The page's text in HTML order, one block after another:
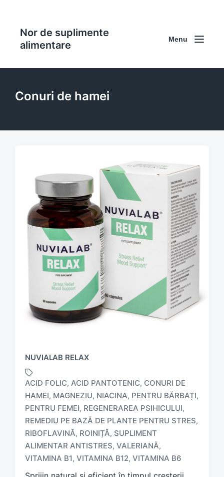
Nor de suplimente
alimentare
Menu
Conuri de hamei
NUVIALAB RELAX
T
a
g
e
d
ACID FOLIC, ACID PANTOTENIC, CONURI DE
HAMEI, MAGNEZIU, NIACINA, PENTRU BĂRBAȚI,
PENTRU FEMEI, REGENERAREA PSIHICULUI,
REMEDIU PE BAZĂ DE PLANTE PENTRU STRES,
RIBOFLAVINĂ, ROINIȚĂ, SUPLIMENT
ALIMENTAR ANTISTRES, VALERIANĂ,
VITAMINA B1, VITAMINA B12, VITAMINA B6